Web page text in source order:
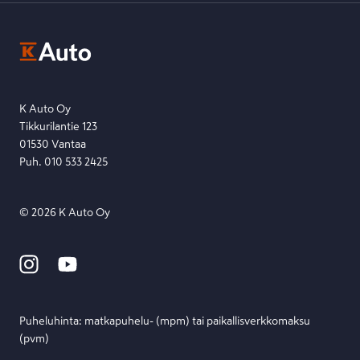
Etsi toimipiste
K Auto Oy
Tikkurilantie 123
01530 Vantaa
Puh. 010 533 2425
© 2026 K Auto Oy
Puheluhinta: matka­puhelu- (mpm) tai paikallis­verkko­maksu
(pvm)